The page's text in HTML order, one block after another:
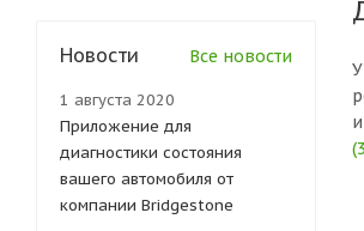
Новости Все новости
1 августа 2020
Приложение для
диагностики состояния
вашего автомобиля от
компании Bridgestone